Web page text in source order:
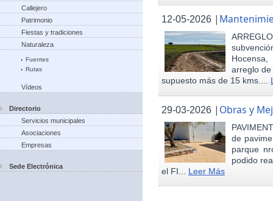
Callejero
Patrimonio
Fiestas y tradiciones
Naturaleza
Fuentes
Rutas
Vídeos
Directorio
Servicios municipales
Asociaciones
Empresas
Sede Electrónica
12-05-2026 |
arreglo
supuesto más de 15 kms....
29-03-2026 | Obras y
de
parque
podido
el FI... Leer Más